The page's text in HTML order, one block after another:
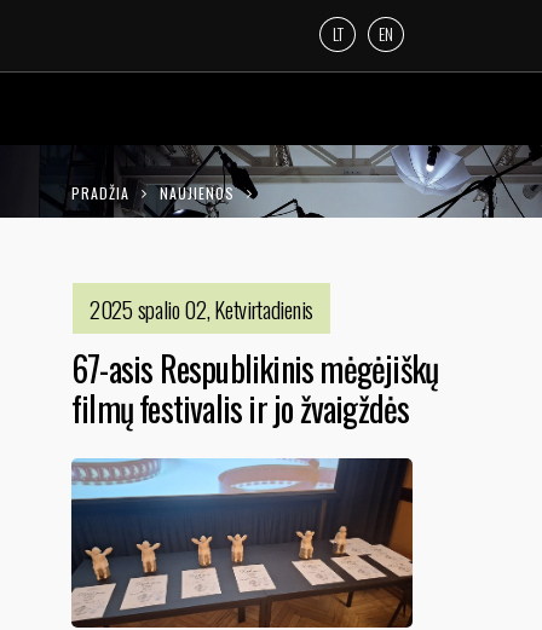
LT EN
PRADŽIA NAUJIENOS
FESTIVALIS IR JO ŽVAIGŽDĖS
2025 spalio 02, Ketvirtadienis
67-asis Respublikinis mėgėjiškų
filmų festivalis ir jo žvaigždės